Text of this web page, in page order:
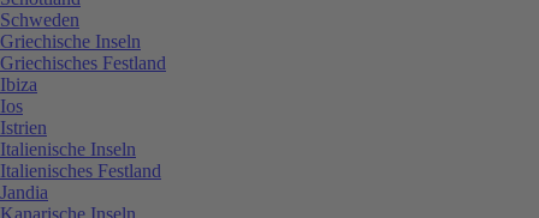
Schweden
Griechische Inseln
Griechisches Festland
Ibiza
Ios
Istrien
Italienische Inseln
Italienisches Festland
Jandia
Kanarische Inseln